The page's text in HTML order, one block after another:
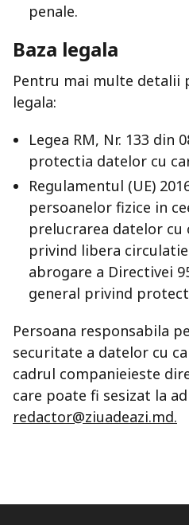
penale.
Baza legala
Pentru mai multe detalii
legala:
Legea RM, Nr. 133 din
protectia datelor cu
Regulamentul (UE)
persoanelor fizice in
prelucrarea datelor cu
privind libera
abrogare a Directivei
general privind
Persoana responsabila
securitate a datelor cu
cadrul companieieste
care poate fi sesizat la
redactor@ziuadeazi.md.